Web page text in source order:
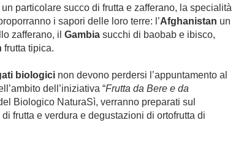
particolare succo di frutta e zafferano, la specialità
i sapori delle loro terre: l’Afghanistan un
zafferano, il Gambia succhi di baobab e ibisco,
frutta tipica.
biologici non devono perdersi l’appuntamento al
dell’iniziativa “Frutta da Bere e da
Biologico NaturaSì, verranno preparati sul
frutta e verdura e degustazioni di ortofrutta di